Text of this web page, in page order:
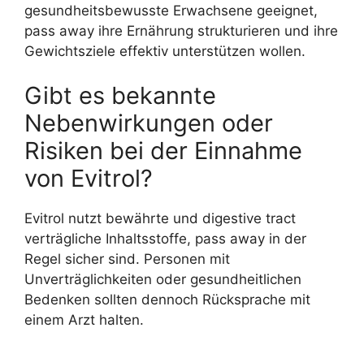
gesundheitsbewusste Erwachsene geeignet,
pass away ihre Ernährung strukturieren und ihre
Gewichtsziele effektiv unterstützen wollen.
Gibt es bekannte
Nebenwirkungen oder
Risiken bei der Einnahme
von Evitrol?
Evitrol nutzt bewährte und digestive tract
verträgliche Inhaltsstoffe, pass away in der
Regel sicher sind. Personen mit
Unverträglichkeiten oder gesundheitlichen
Bedenken sollten dennoch Rücksprache mit
einem Arzt halten.